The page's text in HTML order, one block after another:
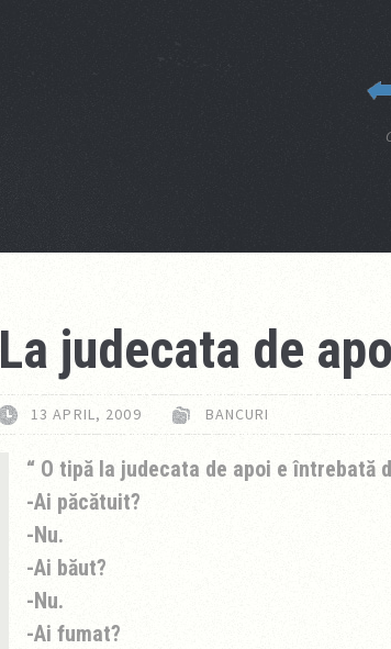
La judecata de
13 APRIL, 2009 BANCURI
O tipă la judecata de apoi e întrebată
-Ai păcătuit?
-Nu.
-Ai băut?
-Nu.
-Ai fumat?